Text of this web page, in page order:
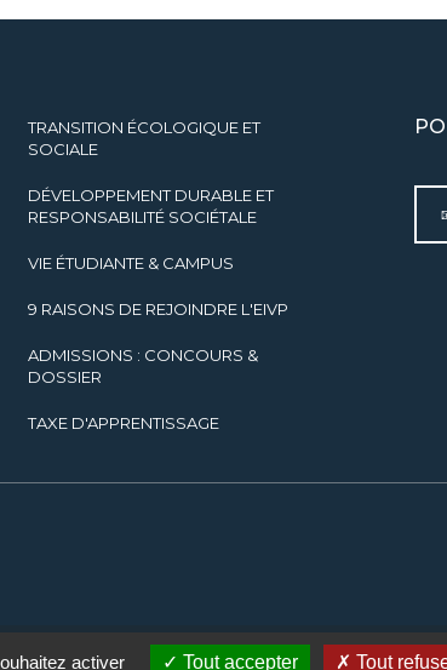
TRANSITION ÉCOLOGIQUE ET
SOCIALE
DÉVELOPPEMENT DURABLE ET
RESPONSABILITÉ SOCIÉTALE
VIE ÉTUDIANTE & CAMPUS
9 RAISONS DE REJOINDRE L'EIVP
ADMISSIONS : CONCOURS &
DOSSIER
TAXE D'APPRENTISSAGE
activer Tout accepter Tout